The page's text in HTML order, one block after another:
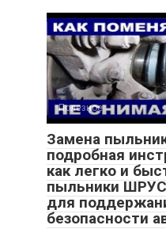
Полезное
Замена
подробная
как легко и
пыльники
для
безопасности